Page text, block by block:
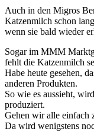
Auch in den Migros
Katzenmilch schon
wenn sie bald wieder
Sogar im MMM
fehlt die Katzenmilch
Habe heute gesehen,
anderen Produkten.
So wie es aussieht,
produziert.
Gehen wir alle einfach
Da wird wenigstens